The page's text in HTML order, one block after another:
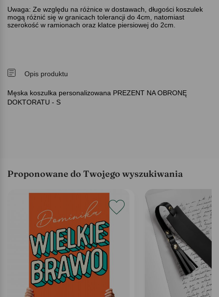
Uwaga: Ze względu na różnice w dostawach, długości koszulek
mogą różnić się w granicach tolerancji do 4cm, natomiast
szerokość w ramionach oraz klatce piersiowej do 2cm.
Opis produktu
Męska koszulka personalizowana PREZENT NA OBRONĘ
DOKTORATU - S
Proponowane do Twojego wyszukiwania